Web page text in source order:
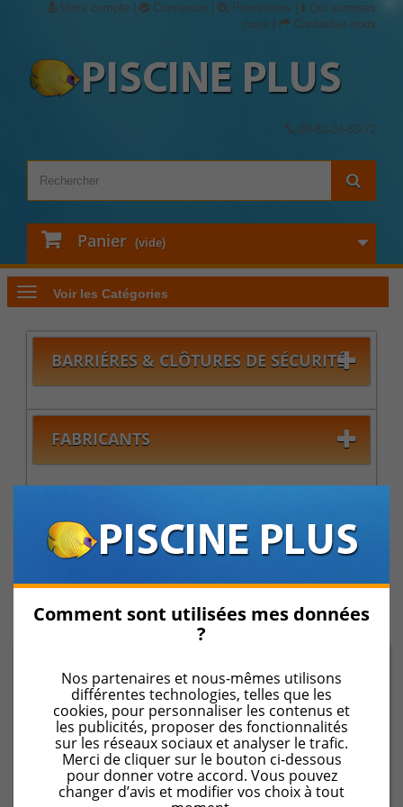
Votre compte Connexion Promotions
Qui sommes
nous
Contactez-nous
09-82-24-83-72
Panier (vide)
Voir les Catégories
BARRIÉRES & CLÔTURES DE SÉCURITÉ
FABRICANTS
PROMOTIONS
INFORMATIONS
Protection et sécurité pour piscine
Barriéres &
Clôtures de sécurité
Barrières et clôtures de
Comment sont utilisées mes données
?
Nos partenaires et nous-mêmes utilisons
différentes technologies, telles que les
cookies, pour personnaliser les contenus et
les publicités, proposer des fonctionnalités
sur les réseaux sociaux et analyser le trafic.
Merci de cliquer sur le bouton ci-dessous
pour donner votre accord. Vous pouvez
changer d’avis et modifier vos choix à tout